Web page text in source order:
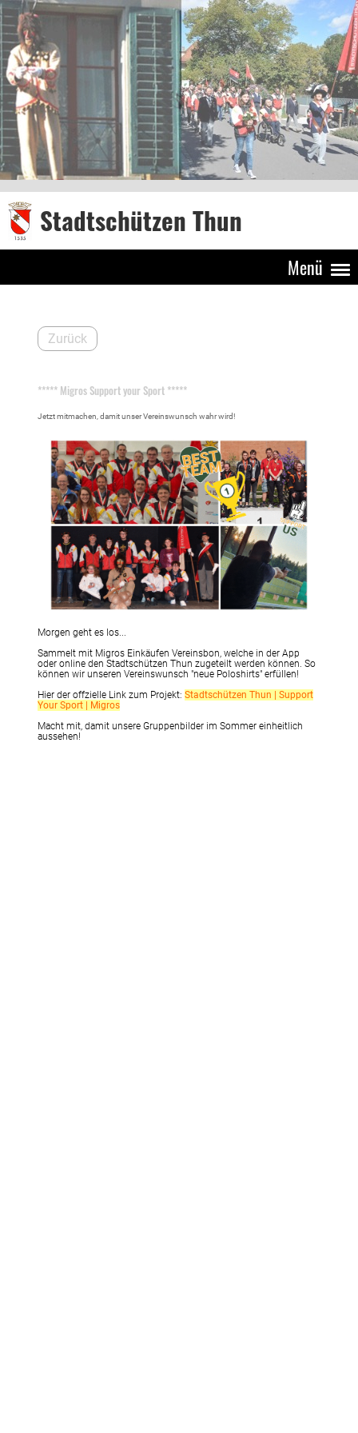
Stadtschützen Thun
Menü
Zurück
***** Migros Support your Sport *****
Jetzt mitmachen, damit unser Vereinswunsch wahr wird!
Morgen geht es los...
Sammelt mit Migros Einkäufen Vereinsbon, welche in der App
oder online den Stadtschützen Thun zugeteilt werden können. So
können wir unseren Vereinswunsch "neue Poloshirts" erfüllen!
Hier der offzielle Link zum Projekt: Stadtschützen Thun | Support
Your Sport | Migros
Macht mit, damit unsere Gruppenbilder im Sommer einheitlich
aussehen!